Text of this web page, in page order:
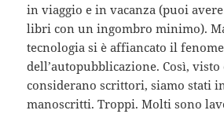
in viaggio e in vacanza (puoi
libri con un ingombro minimo).
tecnologia si è affiancato il
dell’autopubblicazione. Così,
considerano scrittori, siamo stati
manoscritti. Troppi. Molti sono